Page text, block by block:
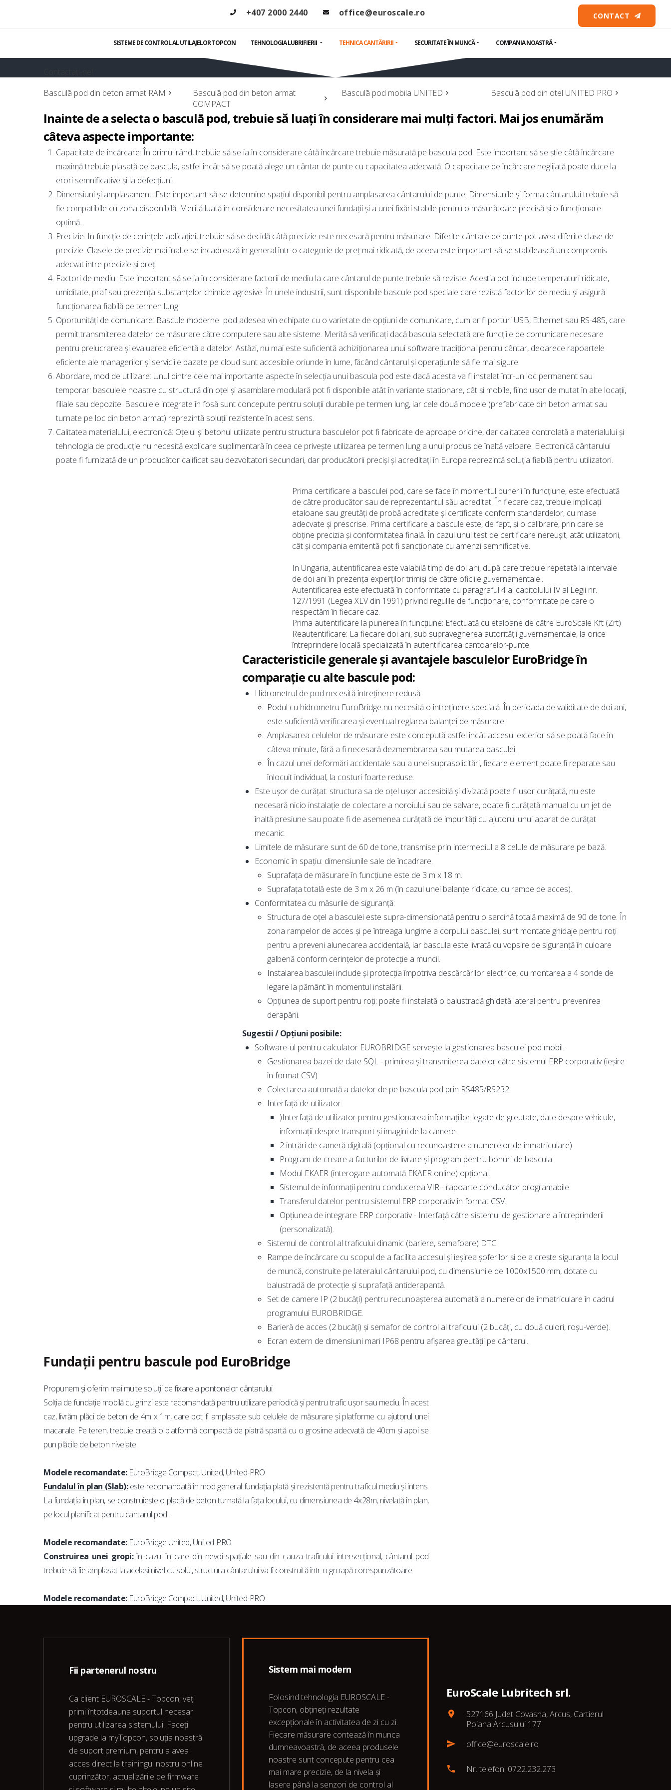
+407 2000 2440 office@euroscale.ro CONTACT
SISTEME DE CONTROL AL UTILAJELOR TOPCON TEHNOLOGIA LUBRIFIERII TEHNICA CANTĂRIRII SECURITATE ÎN MUNCĂ COMPANIA NOASTRĂ
Basculā pod
Basculā pod din beton armat RAM
Basculā pod din beton armat
COMPACT
Basculā pod mobila UNITED Basculā pod din otel UNITED PRO
Inainte de a selecta o basculā pod, trebuie să luați în considerare mai mulți factori. Mai jos enumărăm
câteva aspecte importante:
Capacitate de încărcare: În primul rând, trebuie să se ia în considerare câtă încărcare trebuie măsurată pe bascula pod. Este important să se știe câtă încărcare
maximă trebuie plasată pe bascula, astfel încât să se poată alege un cântar de punte cu capacitatea adecvată. O capacitate de încărcare neglijată poate duce la
erori semnificative și la defecțiuni.
Dimensiuni și amplasament: Este important să se determine spațiul disponibil pentru amplasarea cântarului de punte. Dimensiunile și forma cântarului trebuie să
fie compatibile cu zona disponibilă. Merită luată în considerare necesitatea unei fundații și a unei fixări stabile pentru o măsurătoare precisă și o funcționare
optimă.
Precizie: In funcție de cerințele aplicației, trebuie să se decidă câtă precizie este necesară pentru măsurare. Diferite cântare de punte pot avea diferite clase de
precizie. Clasele de precizie mai înalte se încadrează în general într-o categorie de preț mai ridicată, de aceea este important să se stabilească un compromis
adecvat între precizie și preț.
Factori de mediu: Este important să se ia în considerare factorii de mediu la care cântarul de punte trebuie să reziste. Aceștia pot include temperaturi ridicate,
umiditate, praf sau prezența substanțelor chimice agresive. În unele industrii, sunt disponibile bascule pod speciale care rezistă factorilor de mediu și asigură
funcționarea fiabilă pe termen lung.
Oportunități de comunicare: Bascule moderne pod adesea vin echipate cu o varietate de opțiuni de comunicare, cum ar fi porturi USB, Ethernet sau RS-485, care
permit transmiterea datelor de măsurare către computere sau alte sisteme. Merită să verificați dacă bascula selectată are funcțiile de comunicare necesare
pentru prelucrarea și evaluarea eficientă a datelor. Astăzi, nu mai este suficientă achiziționarea unui software tradițional pentru cântar, deoarece rapoartele
eficiente ale managerilor și serviciile bazate pe cloud sunt accesibile oriunde în lume, făcând cântarul și operațiunile să fie mai sigure.
Abordare, mod de utilizare: Unul dintre cele mai importante aspecte în selecția unui bascula pod este dacă acesta va fi instalat într-un loc permanent sau
temporar: basculele noastre cu structură din oțel și asamblare modulară pot fi disponibile atât în variante stationare, cât și mobile, fiind ușor de mutat în alte locații,
filiale sau depozite. Basculele integrate în fosă sunt concepute pentru soluții durabile pe termen lung, iar cele două modele (prefabricate din beton armat sau
turnate pe loc din beton armat) reprezintă soluții rezistente în acest sens.
Calitatea materialului, electronică: Oțelul și betonul utilizate pentru structura basculelor pot fi fabricate de aproape oricine, dar calitatea controlată a materialului și
tehnologia de producție nu necesită explicare suplimentară în ceea ce privește utilizarea pe termen lung a unui produs de înaltă valoare. Electronică cântarului
poate fi furnizată de un producător calificat sau dezvoltatori secundari, dar producătorii preciși și acreditați în Europa reprezintă soluția fiabilă pentru utilizatori.
Prima certificare a basculei pod, care se face în momentul punerii în funcțiune, este efectuată
de către producător sau de reprezentantul său acreditat. În fiecare caz, trebuie implicați
etaloane sau greutăți de probă acreditate și certificate conform standardelor, cu mase
adecvate și prescrise. Prima certificare a bascule este, de fapt, și o calibrare, prin care se
obține precizia și conformitatea finală. În cazul unui test de certificare nereușit, atât utilizatorii,
cât și compania emitentă pot fi sancționate cu amenzi semnificative.
In Ungaria, autentificarea este valabilă timp de doi ani, după care trebuie repetată la intervale
de doi ani în prezența experților trimiși de către oficiile guvernamentale..
Autentificarea este efectuată în conformitate cu paragraful 4 al capitolului IV al Legii nr.
127/1991 (Legea XLV din 1991) privind regulile de funcționare, conformitate pe care o
respectăm în fiecare caz.
Prima autentificare la punerea în funcțiune: Efectuată cu etaloane de către EuroScale Kft (Zrt)
Reautentificare: La fiecare doi ani, sub supravegherea autorității guvernamentale, la orice
întreprindere locală specializată în autentificarea cantoarelor-punte.
Caracteristicile generale și avantajele basculelor EuroBridge în
comparație cu alte bascule pod:
Hidrometrul de pod necesită întreținere redusă
Podul cu hidrometru EuroBridge nu necesită o întreținere specială. În perioada de validitate de doi ani,
este suficientă verificarea și eventual reglarea balanței de măsurare.
Amplasarea celulelor de măsurare este concepută astfel încât accesul exterior să se poată face în
câteva minute, fără a fi necesară dezmembrarea sau mutarea basculei.
În cazul unei deformări accidentale sau a unei suprasolicitări, fiecare element poate fi reparate sau
înlocuit individual, la costuri foarte reduse.
Este ușor de curățat: structura sa de oțel ușor accesibilă și divizată poate fi ușor curățată, nu este
necesară nicio instalație de colectare a noroiului sau de salvare, poate fi curățată manual cu un jet de
înaltă presiune sau poate fi de asemenea curățată de impurități cu ajutorul unui aparat de curățat
mecanic.
Limitele de măsurare sunt de 60 de tone, transmise prin intermediul a 8 celule de măsurare pe bază.
Economic în spațiu: dimensiunile sale de încadrare.
Suprafața de măsurare în funcțiune este de 3 m x 18 m.
Suprafața totală este de 3 m x 26 m (în cazul unei balanțe ridicate, cu rampe de acces).
Conformitatea cu măsurile de siguranță:
Structura de oțel a basculei este supra-dimensionată pentru o sarcină totală maximă de 90 de tone. În
zona rampelor de acces și pe întreaga lungime a corpului basculei, sunt montate ghidaje pentru roți
pentru a preveni alunecarea accidentală, iar bascula este livrată cu vopsire de siguranță în culoare
galbenă conform cerințelor de protecție a muncii.
Instalarea basculei include și protecția împotriva descărcărilor electrice, cu montarea a 4 sonde de
legare la pământ în momentul instalării.
Opțiunea de suport pentru roți: poate fi instalată o balustradă ghidată lateral pentru prevenirea
derapării.
Sugestii / Opțiuni posibile:
Software-ul pentru calculator EUROBRIDGE servește la gestionarea basculei pod mobil.
Gestionarea bazei de date SQL - primirea și transmiterea datelor către sistemul ERP corporativ (ieșire
în format CSV)
Colectarea automată a datelor de pe bascula pod prin RS485/RS232.
Interfață de utilizator:
)Interfață de utilizator pentru gestionarea informațiilor legate de greutate, date despre vehicule,
informații despre transport și imagini de la camere.
2 intrări de cameră digitală (opțional cu recunoaștere a numerelor de înmatriculare)
Program de creare a facturilor de livrare și program pentru bonuri de bascula.
Modul EKAER (interogare automată EKAER online) opțional.
Sistemul de informații pentru conducerea VIR - rapoarte conducător programabile.
Transferul datelor pentru sistemul ERP corporativ în format CSV.
Opțiunea de integrare ERP corporativ - Interfață către sistemul de gestionare a întreprinderii
(personalizată).
Sistemul de control al traficului dinamic (bariere, semafoare) DTC.
Rampe de încărcare cu scopul de a facilita accesul și ieșirea șoferilor și de a crește siguranța la locul
de muncă, construite pe lateralul cântarului pod, cu dimensiunile de 1000x1500 mm, dotate cu
balustradă de protecție și suprafață antiderapantă.
Set de camere IP (2 bucăți) pentru recunoașterea automată a numerelor de înmatriculare în cadrul
programului EUROBRIDGE.
Barieră de acces (2 bucăți) și semafor de control al traficului (2 bucăți, cu două culori, roșu-verde).
Ecran extern de dimensiuni mari IP68 pentru afișarea greutății pe cântarul.
Fundații pentru bascule pod EuroBridge
Propunem și oferim mai multe soluții de fixare a pontonelor cântarului:
Solția de fundație mobilă cu grinzi este recomandată pentru utilizare periodică și pentru trafic ușor sau mediu. În acest
caz, livrăm plăci de beton de 4m x 1m, care pot fi amplasate sub celulele de măsurare și platforme cu ajutorul unei
macarale. Pe teren, trebuie creată o platformă compactă de piatră spartă cu o grosime adecvată de 40cm și apoi se
pun plăcile de beton nivelate.
Modele recomandate:EuroBridge Compact, United, United-PRO
Fundalul în plan (Slab):este recomandată în mod general fundația plată și rezistentă pentru traficul mediu și intens.
La fundația în plan, se construiește o placă de beton turnată la fața locului, cu dimensiunea de 4x28m, nivelată în plan,
pe locul planificat pentru cantarul pod.
Modele recomandate:EuroBridge United, United-PRO
Construirea unei gropi:în cazul în care din nevoi spațiale sau din cauza traficului intersecțional, cântarul pod
trebuie să fie amplasat la același nivel cu solul, structura cântarului va fi construită într-o groapă corespunzătoare.
Modele recomandate:EuroBridge Compact, United, United-PRO
Fii partenerul nostru
Ca client EUROSCALE - Topcon, veți
primi întotdeauna suportul necesar
pentru utilizarea sistemului. Faceți
upgrade la myTopcon, soluția noastră
de suport premium, pentru a avea
acces direct la trainingul nostru online
cuprinzător, actualizările de firmware
Sistem mai modern
Folosind tehnologia EUROSCALE -
Topcon, obțineți rezultate
excepționale în activitatea de zi cu zi.
Fiecare măsurare contează în munca
dumneavoastră, de aceea produsele
noastre sunt concepute pentru cea
mai mare precizie, de la nivela și
lasere până la senzori de control al
EuroScale Lubritech srl.
527166 Judet Covasna, Arcus, Cartierul
Poiana Arcusului 177
office@euroscale.ro
Nr. telefon: 0722.232.273